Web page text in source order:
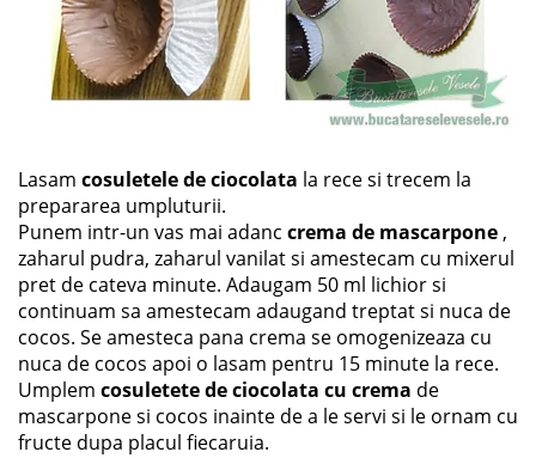
Lasam cosuletele de ciocolata la rece si trecem la
prepararea umpluturii.
Punem intr-un vas mai adanc crema de mascarpone ,
zaharul pudra, zaharul vanilat si amestecam cu mixerul
pret de cateva minute. Adaugam 50 ml lichior si
continuam sa amestecam adaugand treptat si nuca de
cocos. Se amesteca pana crema se omogenizeaza cu
nuca de cocos apoi o lasam pentru 15 minute la rece.
Umplem cosuletete de ciocolata cu crema de
mascarpone si cocos inainte de a le servi si le ornam cu
fructe dupa placul fiecaruia.